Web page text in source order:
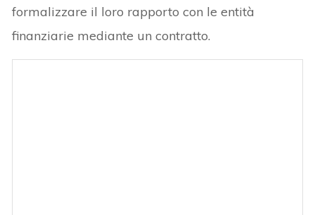
formalizzare il loro rapporto con le entità
finanziarie mediante un contratto.